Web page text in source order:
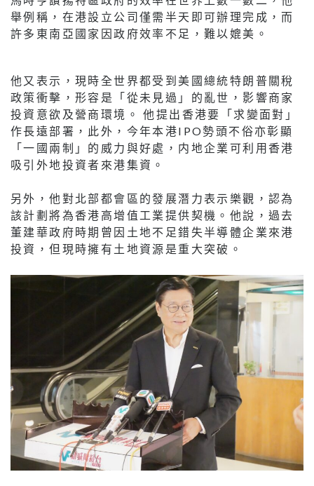
舉例稱，在港設立公司僅需半天即可辦理完成，而
許多東南亞國家因政府效率不足，難以媲美。
他又表示，現時全世界都受到美國總統特朗普關稅
政策衝擊，形容是「從未見過」的亂世，影響商家
投資意欲及營商環境。 他提出香港要「求變面對」
作長遠部署，此外，今年本港IPO勢頭不俗亦彰顯
「一國兩制」的威力與好處，内地企業可利用香港
吸引外地投資者來港集資。
另外，他對北部都會區的發展潛力表示樂觀，認為
該計劃將為香港高增值工業提供契機。他說，過去
董建華政府時期曾因土地不足錯失半導體企業來港
投資，但現時擁有土地資源是重大突破。